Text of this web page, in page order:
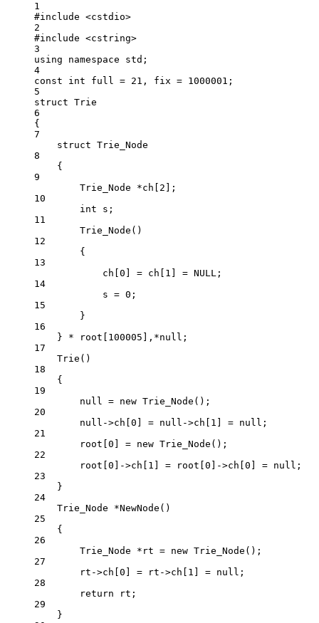
1
#include <cstdio>
2
#include <cstring>
3
using
namespace std ;
4
const
int full = 21 , fix = 1000001 ;
5
struct Trie
6
{
7
struct Trie_Node
8
{
9
Trie_Node *ch[ 2 ];
10
int s;
11
Trie_Node ()
12
{
13
ch[ 0 = ch[ 1 = NULL ;
14
s = 0 ;
15
}
16
} * root[ 100005 ], *null;
17
Trie ()
18
{
19
null = new Trie_Node ();
20
null->ch[ 0 = null->ch[ 1 = null;
21
root[ 0 = new Trie_Node ();
22
root[ 0 ]->ch[ 1 = root[ 0 ]->ch[ 0 = null;
23
}
24
Trie_Node
*NewNode ()
25
{
26
Trie_Node * rt = new Trie_Node ();
27
rt->ch[ 0 = rt->ch[ 1 = null;
28
return rt;
29
}